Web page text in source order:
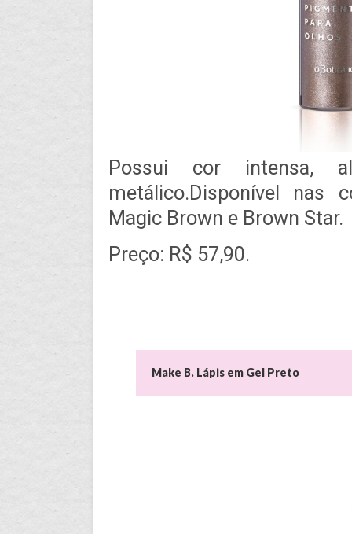
Possui cor intensa,
metálico.Disponível nas
Magic Brown e Brown Star.
Preço: R$ 57,90.
Make B. Lápis em Gel Preto